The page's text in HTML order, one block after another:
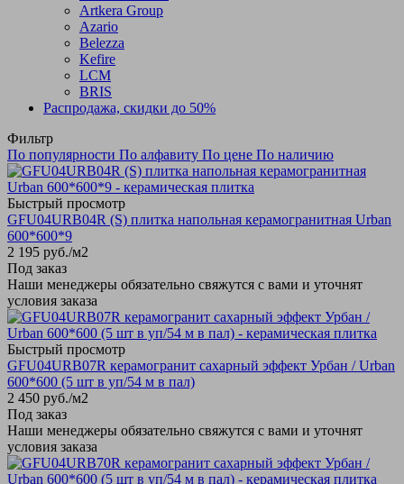
Artkera Group
Azario
Belezza
Kefire
LCM
BRIS
Распродажа, скидки до 50%
Фильтр
По популярности По алфавиту По цене По наличию
Быстрый просмотр
GFU04URB04R (S) плитка напольная керамогранитная Urban
600*600*9
2 195 руб./м2
Под заказ
Наши менеджеры обязательно свяжутся с вами и уточнят
условия заказа
Быстрый просмотр
GFU04URB07R керамогранит сахарный эффект Урбан / Urban
600*600 (5 шт в уп/54 м в пал)
2 450 руб./м2
Под заказ
Наши менеджеры обязательно свяжутся с вами и уточнят
условия заказа